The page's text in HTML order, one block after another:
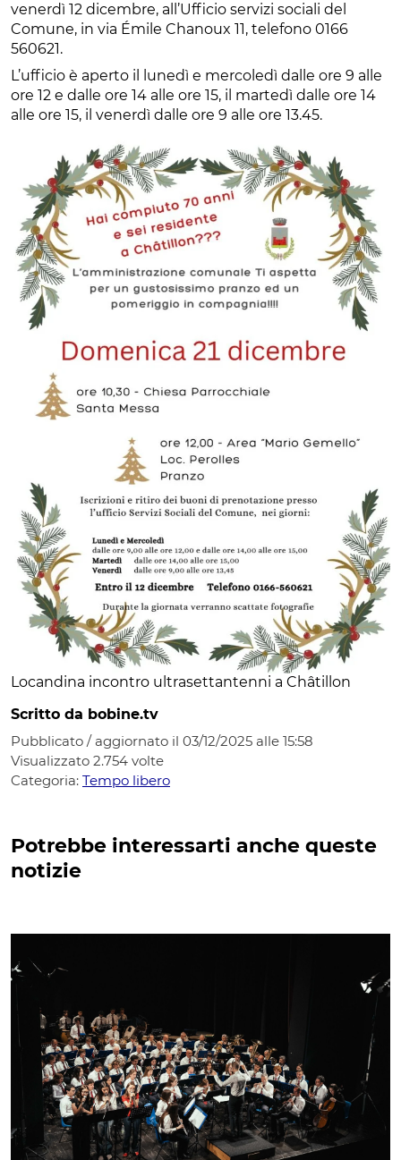
venerdì 12 dicembre, all’Ufficio servizi sociali del
Comune, in via Émile Chanoux 11, telefono 0166
560621.
L’ufficio è aperto il lunedì e mercoledì dalle ore 9 alle
ore 12 e dalle ore 14 alle ore 15, il martedì dalle ore 14
alle ore 15, il venerdì dalle ore 9 alle ore 13.45.
Locandina incontro ultrasettantenni a Châtillon
Scritto da bobine.tv
Pubblicato / aggiornato il 03/12/2025 alle 15:58
Visualizzato 2.754 volte
Categoria: Tempo libero
Potrebbe interessarti anche queste
notizie